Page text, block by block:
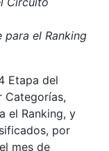
para el Ranking
Etapa del
Categorías,
el Ranking, y
por
mes de